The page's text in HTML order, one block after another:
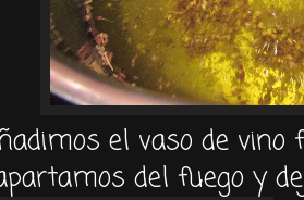
el vaso de
del fuego y